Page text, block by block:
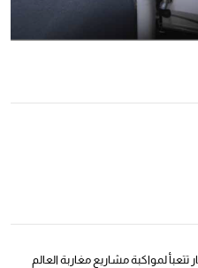
تتعبأ لمواكبة مشاريع مغاربة العالم